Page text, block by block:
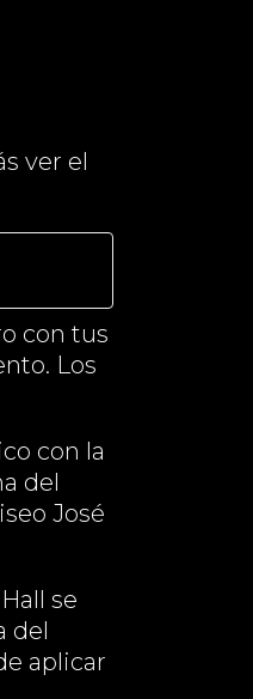
ver el
con tus
Los
con la
del
José
se
del
aplicar